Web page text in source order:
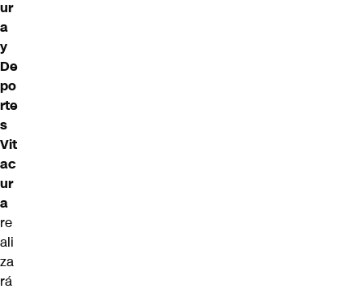
ur
a
y
De
po
rte
s
Vit
ac
ur
a
re
ali
za
rá